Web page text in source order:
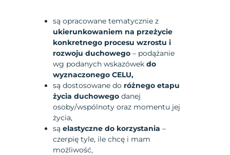
są opracowane tematycznie z
ukierunkowaniem na przeżycie
konkretnego procesu wzrostu i
rozwoju duchowego – podążanie
wg podanych wskazówekdo
wyznaczonego CELU,
są dostosowane do różnego etapu
życia duchowego danej
osoby/wspólnoty oraz momentu jej
życia,
sąelastyczne do korzystania –
czerpię tyle, ile chcę i mam
możliwość,